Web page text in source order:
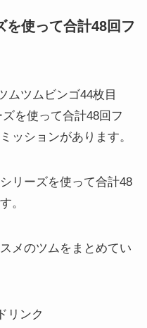
を使って合計48回フ
ムツムビンゴ44枚目
を使って合計48回フ
ッションがあります。
リーズを使って合計48
。
メのツムをまとめてい
リンク